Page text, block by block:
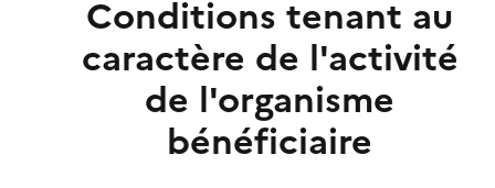
Conditions tenant au
caractère de l'activité
de l'organisme
bénéficiaire